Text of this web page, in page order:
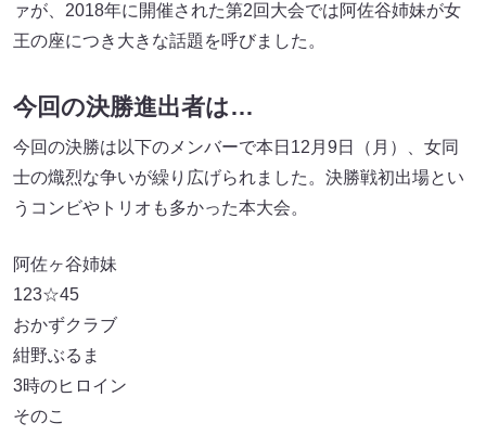
ァが、2018年に開催された第2回大会では阿佐谷姉妹が女
王の座につき大きな話題を呼びました。
今回の決勝進出者は…
今回の決勝は以下のメンバーで本日12月9日（月）、女同
士の熾烈な争いが繰り広げられました。決勝戦初出場とい
うコンビやトリオも多かった本大会。
阿佐ヶ谷姉妹
123☆45
おかずクラブ
紺野ぶるま
3時のヒロイン
そのこ